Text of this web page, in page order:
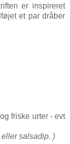
er inspireret
et par dråber
friske urter - evt
salsadip. )